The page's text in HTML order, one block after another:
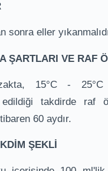
sonra eller
ŞARTLARI VE RAF
15°C - 25°C
edildiği takdirde raf
60 aydır.
ŞEKLİ